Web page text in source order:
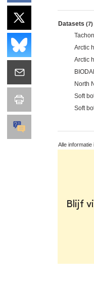
Datasets (7)
Arctic
Arctic
North
Soft
Soft
Alle informatie
Blijf